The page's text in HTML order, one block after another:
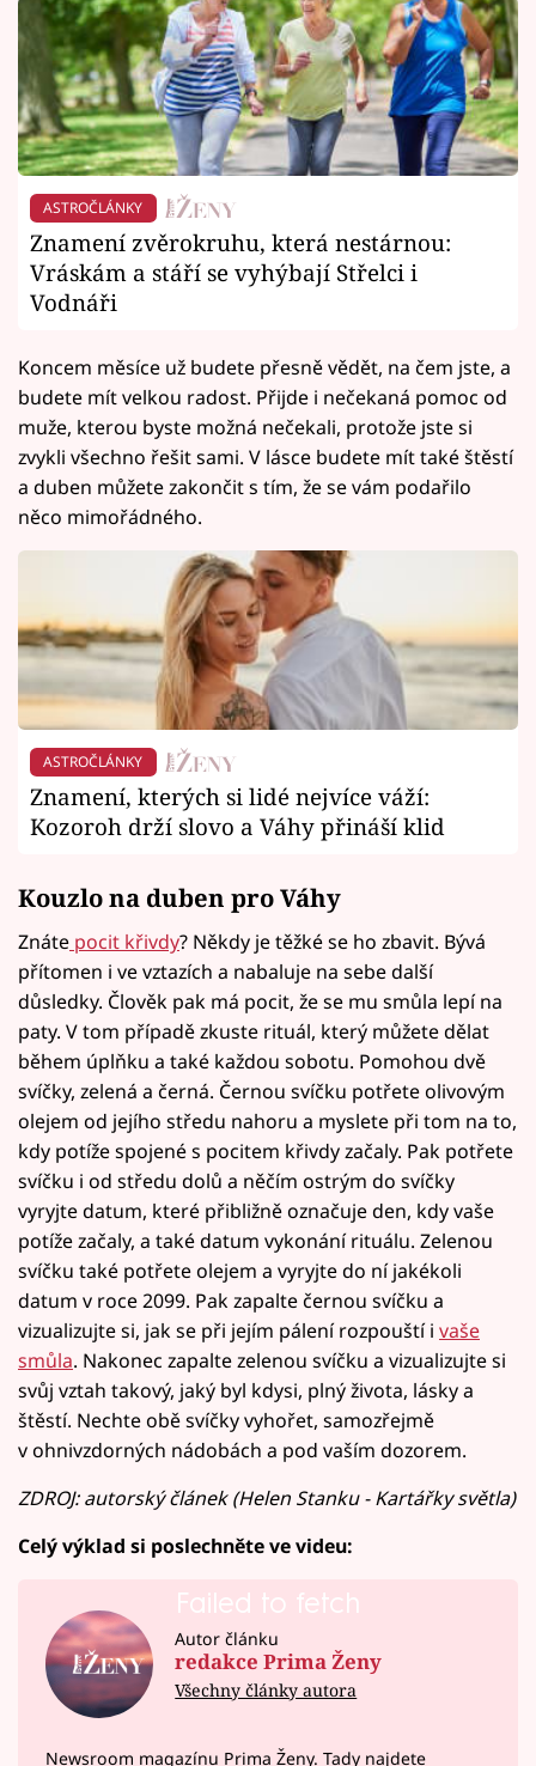
ASTROČLÁNKY
Znamení zvěrokruhu, která nestárnou:
Vráskám a stáří se vyhýbají Střelci i
Vodnáři
Koncem měsíce už budete přesně vědět, na čem jste, a
budete mít velkou radost. Přijde i nečekaná pomoc od
muže, kterou byste možná nečekali, protože jste si
zvykli všechno řešit sami. V lásce budete mít také štěstí
a duben můžete zakončit s tím, že se vám podařilo
něco mimořádného.
ASTROČLÁNKY
Znamení, kterých si lidé nejvíce váží:
Kozoroh drží slovo a Váhy přináší klid
Kouzlo na duben pro Váhy
Znáte pocit křivdy? Někdy je těžké se ho zbavit. Bývá
přítomen i ve vztazích a nabaluje na sebe další
důsledky. Člověk pak má pocit, že se mu smůla lepí na
paty. V tom případě zkuste rituál, který můžete dělat
během úplňku a také každou sobotu. Pomohou dvě
svíčky, zelená a černá. Černou svíčku potřete olivovým
olejem od jejího středu nahoru a myslete při tom na to,
kdy potíže spojené s pocitem křivdy začaly. Pak potřete
svíčku i od středu dolů a něčím ostrým do svíčky
vyryjte datum, které přibližně označuje den, kdy vaše
potíže začaly, a také datum vykonání rituálu. Zelenou
svíčku také potřete olejem a vyryjte do ní jakékoli
datum v roce 2099. Pak zapalte černou svíčku a
vizualizujte si, jak se při jejím pálení rozpouští i vaše
smůla. Nakonec zapalte zelenou svíčku a vizualizujte si
svůj vztah takový, jaký byl kdysi, plný života, lásky a
štěstí. Nechte obě svíčky vyhořet, samozřejmě
v ohnivzdorných nádobách a pod vaším dozorem.
ZDROJ: autorský článek (Helen Stanku - Kartářky světla)
Celý výklad si poslechněte ve videu:
Failed to fetch
Autor článku
redakce Prima Ženy
Všechny články autora
Newsroom magazínu Prima Ženy. Tady najdete